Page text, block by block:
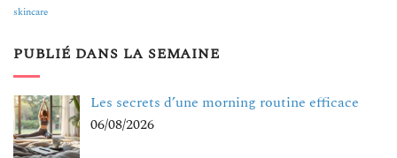
skincare
PUBLIÉ DANS LA SEMAINE
Les secrets d’une morning routine efficace
06/08/2026